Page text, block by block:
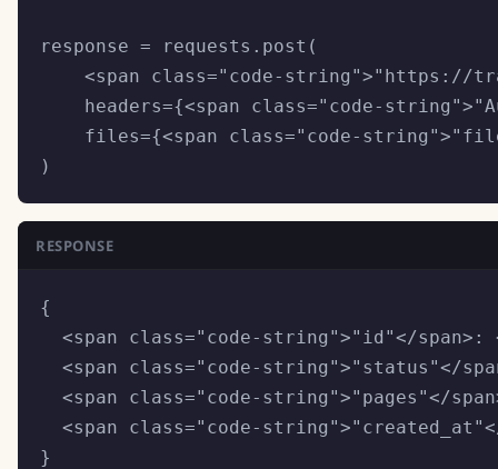
response = requests.post(
<span class="code-string">"https://
headers={<span class="code-
files={<span class="code-
)
RESPONSE
{
<span class="code-string">"id"</
<span class="code-string">"status"</
<span class="code-string">"pages"</
<span class="code-
}